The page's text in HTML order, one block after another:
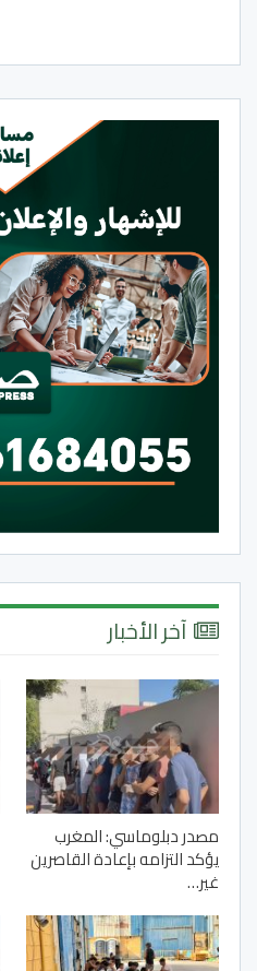
آخر الأخبار
مصدر دبلوماسي: المغرب
يؤكد التزامه بإعادة القاصرين
غير…